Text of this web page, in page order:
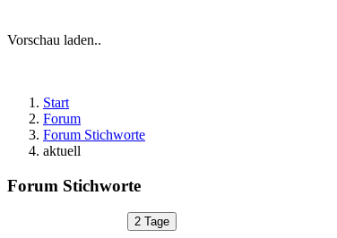
Vorschau laden..
Start
Forum
Forum Stichworte
aktuell
Forum Stichworte
2 Tage